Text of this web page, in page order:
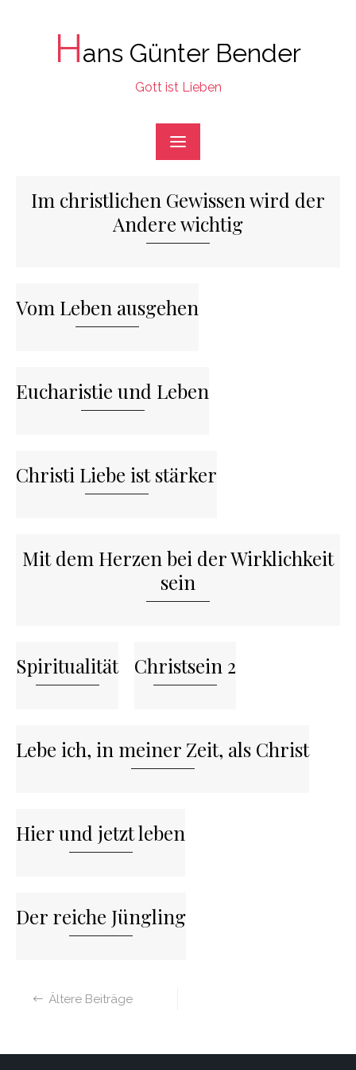
Hans Günter Bender
Gott ist Lieben
Im christlichen Gewissen wird der
Andere wichtig
Vom Leben ausgehen
Eucharistie und Leben
Christi Liebe ist stärker
Mit dem Herzen bei der Wirklichkeit
sein
Spiritualität Christsein 2
Lebe ich, in meiner Zeit, als Christ
Hier und jetzt leben
Der reiche Jüngling
Beitragsnavigation
Ältere Beiträge